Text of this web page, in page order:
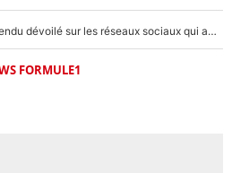
Lewis Hamilton : Le talent inattendu dévoilé sur les réseaux sociaux qui a impressionné Kim Kardashian pendant leurs vacances en amoureux !
FORMULE1